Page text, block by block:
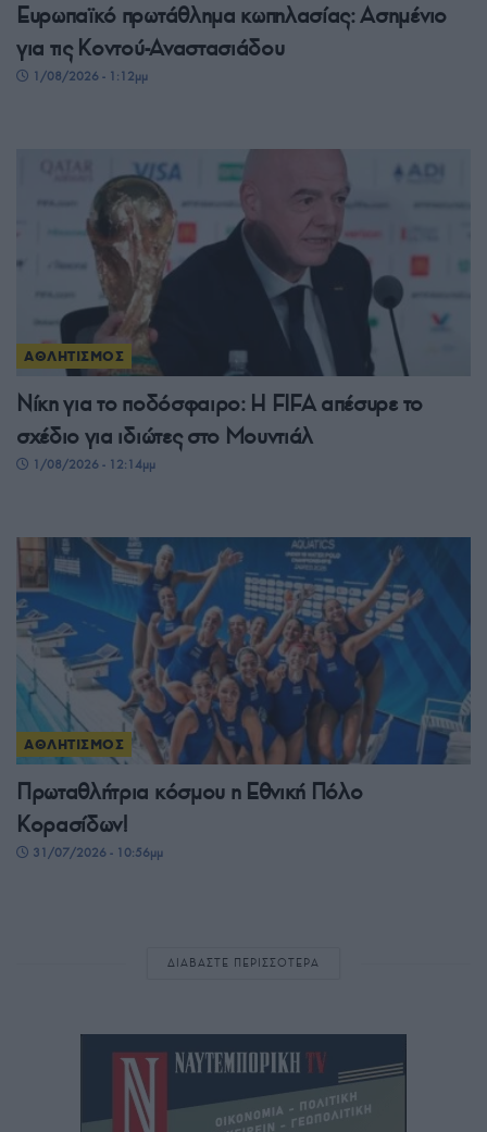
Ευρωπαϊκό πρωτάθλημα κωπηλασίας: Ασημένιο
για τις Κοντού-Αναστασιάδου
1/08/2026 - 1:12μμ
ΑΘΛΗΤΙΣΜΟΣ
Νίκη για το ποδόσφαιρο: Η FIFA απέσυρε το
σχέδιο για ιδιώτες στο Μουντιάλ
1/08/2026 - 12:14μμ
ΑΘΛΗΤΙΣΜΟΣ
Πρωταθλήτρια κόσμου η Εθνική Πόλο
Κορασίδων!
31/07/2026 - 10:56μμ
ΔΙΑΒΑΣΤΕ ΠΕΡΙΣΣΟΤΕΡΑ